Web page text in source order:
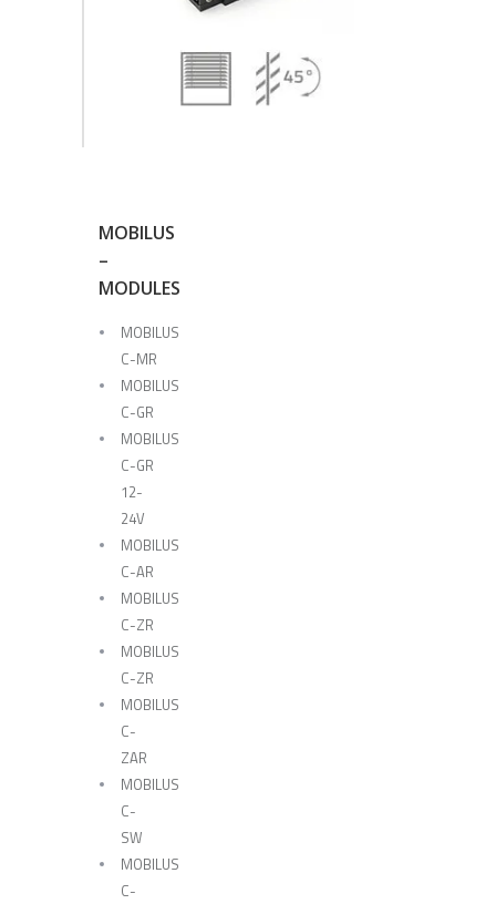
MOBILUS
–
MODULES
MOBILUS
C-MR
MOBILUS
C-GR
MOBILUS
C-GR
12-
24V
MOBILUS
C-AR
MOBILUS
C-ZR
MOBILUS
C-ZR
MOBILUS
C-
ZAR
MOBILUS
C-
SW
MOBILUS
C-